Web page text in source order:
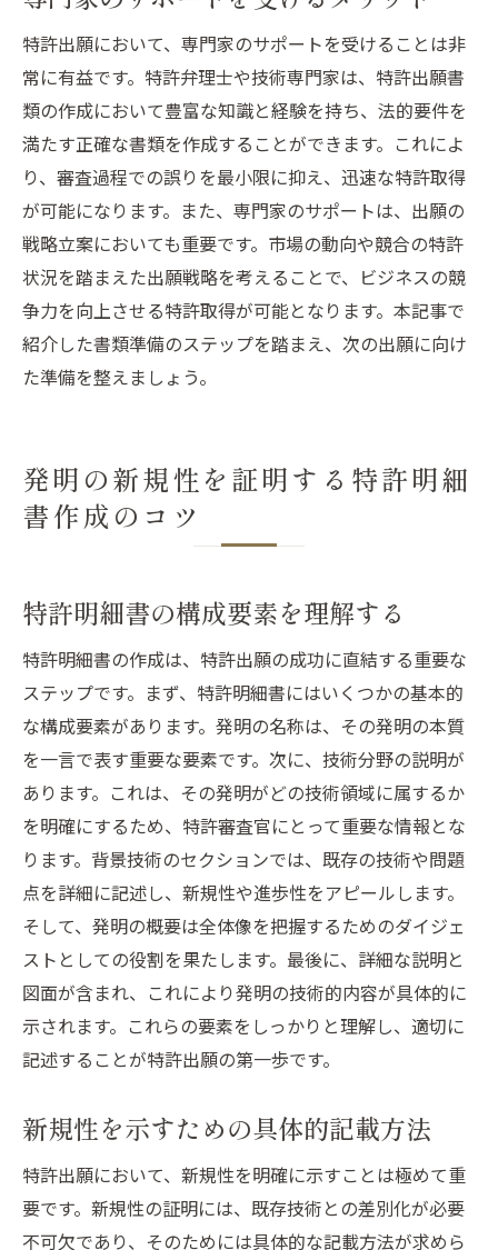
特許出願において、専門家のサポートを受けることは非
常に有益です。特許弁理士や技術専門家は、特許出願書
類の作成において豊富な知識と経験を持ち、法的要件を
満たす正確な書類を作成することができます。これによ
り、審査過程での誤りを最小限に抑え、迅速な特許取得
が可能になります。また、専門家のサポートは、出願の
戦略立案においても重要です。市場の動向や競合の特許
状況を踏まえた出願戦略を考えることで、ビジネスの競
争力を向上させる特許取得が可能となります。本記事で
紹介した書類準備のステップを踏まえ、次の出願に向け
た準備を整えましょう。
発明の新規性を証明する特許明細
書作成のコツ
特許明細書の構成要素を理解する
特許明細書の作成は、特許出願の成功に直結する重要な
ステップです。まず、特許明細書にはいくつかの基本的
な構成要素があります。発明の名称は、その発明の本質
を一言で表す重要な要素です。次に、技術分野の説明が
あります。これは、その発明がどの技術領域に属するか
を明確にするため、特許審査官にとって重要な情報とな
ります。背景技術のセクションでは、既存の技術や問題
点を詳細に記述し、新規性や進歩性をアピールします。
そして、発明の概要は全体像を把握するためのダイジェ
ストとしての役割を果たします。最後に、詳細な説明と
図面が含まれ、これにより発明の技術的内容が具体的に
示されます。これらの要素をしっかりと理解し、適切に
記述することが特許出願の第一歩です。
新規性を示すための具体的記載方法
特許出願において、新規性を明確に示すことは極めて重
要です。新規性の証明には、既存技術との差別化が必要
不可欠であり、そのためには具体的な記載方法が求めら